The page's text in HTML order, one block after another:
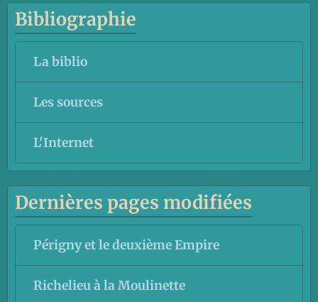
Bibliographie
La biblio
Les sources
L'Internet
Dernières pages modifiées
Périgny et le deuxième Empire
Richelieu à la Moulinette